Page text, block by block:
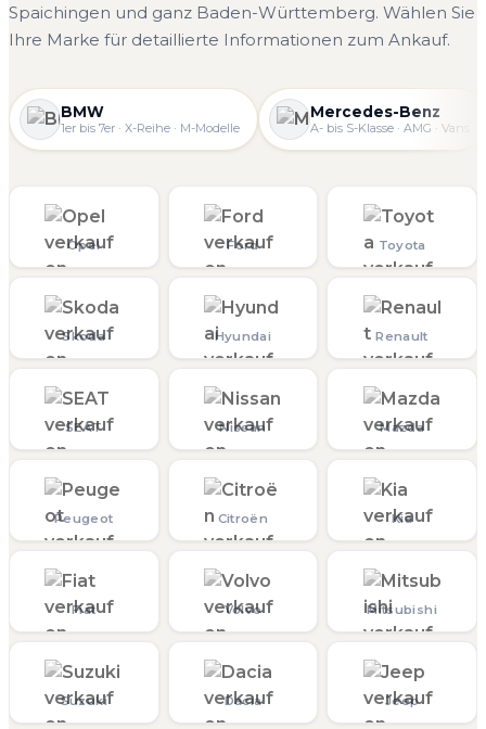
Spaichingen und ganz Baden-Württemberg. Wählen Sie
Ihre Marke für detaillierte Informationen zum Ankauf.
BMW
1er bis 7er · X-Reihe · M-Modelle
Mercedes-Benz
A- bis S-Klasse · AMG · Vans
Opel Ford Toyota
Skoda Hyundai Renault
SEAT Nissan Mazda
Peugeot Citroën Kia
Fiat Volvo Mitsubishi
Suzuki Dacia Jeep